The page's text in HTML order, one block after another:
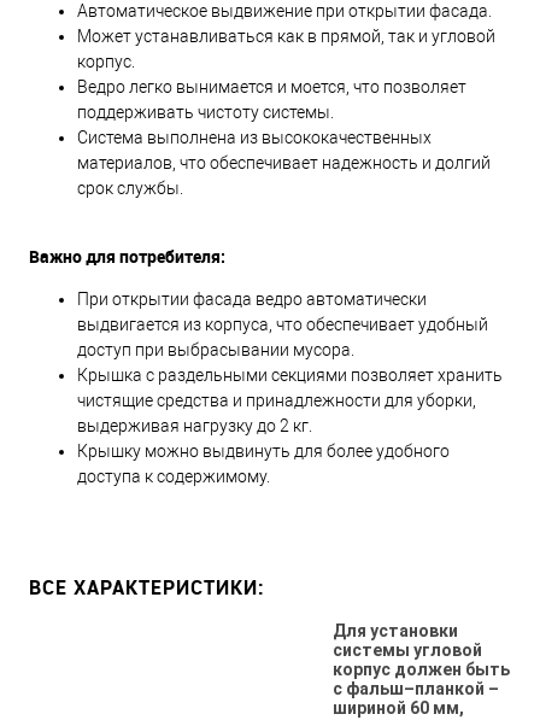
Автоматическое выдвижение при открытии фасада.
Может устанавливаться как в прямой, так и угловой
корпус.
Ведро легко вынимается и моется, что позволяет
поддерживать чистоту системы.
Система выполнена из высококачественных
материалов, что обеспечивает надежность и долгий
срок службы.
Важно для потребителя:
При открытии фасада ведро автоматически
выдвигается из корпуса, что обеспечивает удобный
доступ при выбрасывании мусора.
Крышка с раздельными секциями позволяет хранить
чистящие средства и принадлежности для уборки,
выдерживая нагрузку до 2 кг.
Крышку можно выдвинуть для более удобного
доступа к содержимому.
ВСЕ ХАРАКТЕРИСТИКИ:
Для установки
системы угловой
корпус должен быть
с фальш–планкой –
шириной 60 мм,